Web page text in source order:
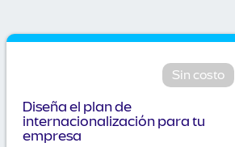
Sin costo
Diseña el plan de
internacionalización para tu
empresa